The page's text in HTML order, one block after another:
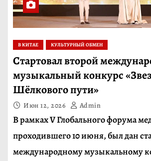
В КИТАЕ КУЛЬТУРНЫЙ ОБМЕН
Стартовал второй
музыкальный конкурс
Шёлкового пути»
Июн 12, 2026 Admin
В рамках V Глобального форума
проходившего 10 июня, был дан
международному музыкальному